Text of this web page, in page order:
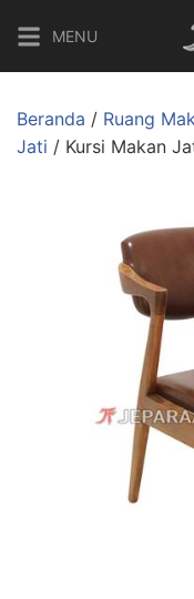
MENU
Beranda / Ruang
Jati / Kursi Makan